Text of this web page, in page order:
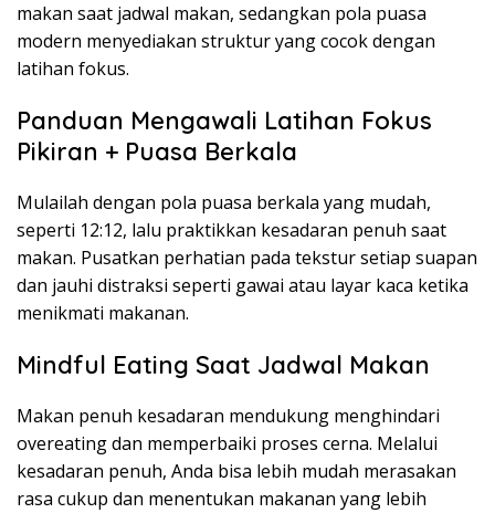
makan saat jadwal makan, sedangkan pola puasa
modern menyediakan struktur yang cocok dengan
latihan fokus.
Panduan Mengawali Latihan Fokus
Pikiran + Puasa Berkala
Mulailah dengan pola puasa berkala yang mudah,
seperti 12:12, lalu praktikkan kesadaran penuh saat
makan. Pusatkan perhatian pada tekstur setiap suapan
dan jauhi distraksi seperti gawai atau layar kaca ketika
menikmati makanan.
Mindful Eating Saat Jadwal Makan
Makan penuh kesadaran mendukung menghindari
overeating dan memperbaiki proses cerna. Melalui
kesadaran penuh, Anda bisa lebih mudah merasakan
rasa cukup dan menentukan makanan yang lebih